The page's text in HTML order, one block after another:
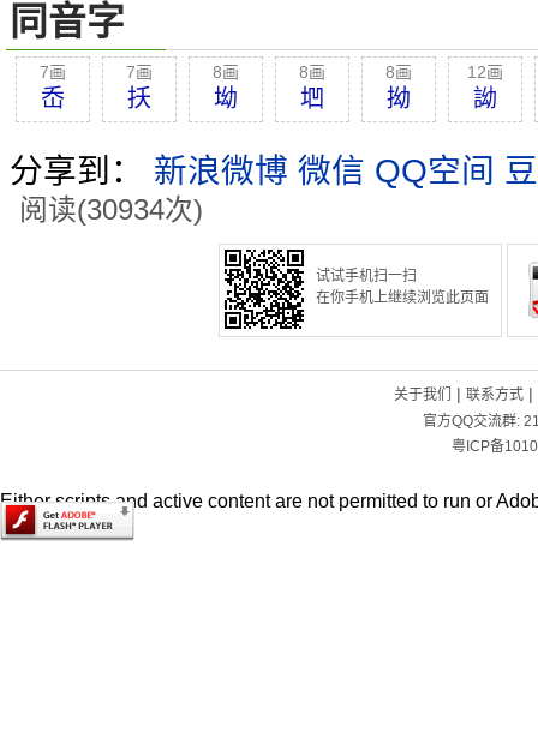
同音字
7画
岙
7画
扷
8画
坳
8画
垇
8画
拗
12画
詏
分享到： 新浪微博 微信 QQ空间
阅读(30934次)
试试手机扫一扫
在你手机上继续浏览此页面
关于我们 | 联系方式|
官方QQ交流群:
粤ICP备
Either scripts and active content are not permitted to run or